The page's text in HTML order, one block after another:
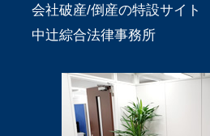
会社破産/倒産の特設サイト
中辻綜合法律事務所